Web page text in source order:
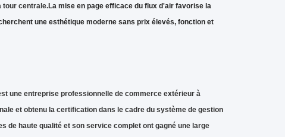
tour centrale.La mise en page efficace du flux d'air favorise la
une esthétique moderne sans prix élevés, fonction et
une entreprise professionnelle de commerce extérieur à
et obtenu la certification dans le cadre du système de gestion
de haute qualité et son service complet ont gagné une large